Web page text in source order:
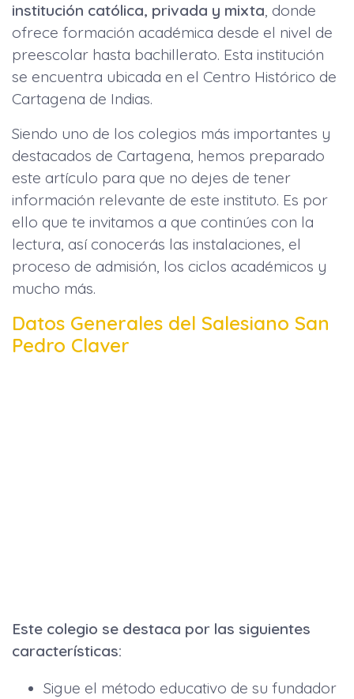
institución católica, privada y mixta, donde
ofrece formación académica desde el nivel de
preescolar hasta bachillerato. Esta institución
se encuentra ubicada en el Centro Histórico de
Cartagena de Indias.
Siendo uno de los colegios más importantes y
destacados de Cartagena, hemos preparado
este artículo para que no dejes de tener
información relevante de este instituto. Es por
ello que te invitamos a que continúes con la
lectura, así conocerás las instalaciones, el
proceso de admisión, los ciclos académicos y
mucho más.
Datos Generales del Salesiano San
Pedro Claver
Este colegio se destaca por las siguientes
características:
Sigue el método educativo de su fundador